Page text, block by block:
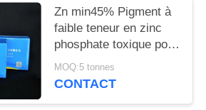
Zn min45% Pigment à
faible teneur en zinc
phosphate toxique pour
des solutions
anticorrosion
MOQ:5 tonnes
CONTACT